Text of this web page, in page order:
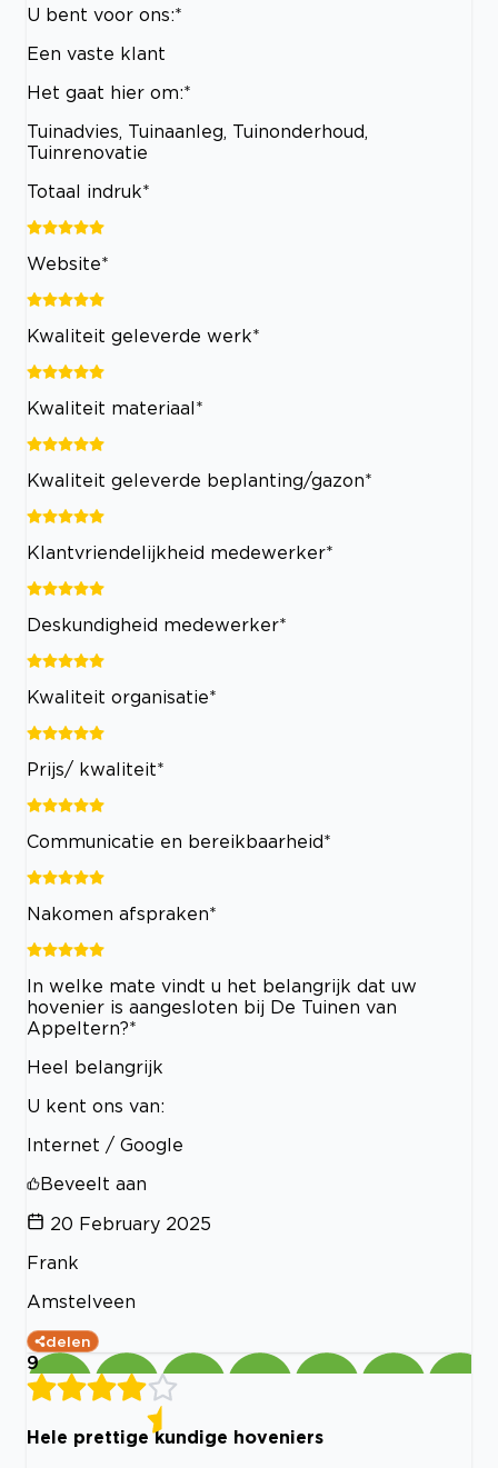
U bent voor ons:*
Een vaste klant
Het gaat hier om:*
Tuinadvies, Tuinaanleg, Tuinonderhoud,
Tuinrenovatie
Totaal indruk*
Website*
Kwaliteit geleverde werk*
Kwaliteit materiaal*
Kwaliteit geleverde beplanting/gazon*
Klantvriendelijkheid medewerker*
Deskundigheid medewerker*
Kwaliteit organisatie*
Prijs/ kwaliteit*
Communicatie en bereikbaarheid*
Nakomen afspraken*
In welke mate vindt u het belangrijk dat uw
hovenier is aangesloten bij De Tuinen van
Appeltern?*
Heel belangrijk
U kent ons van:
Internet / Google
Beveelt aan
20 February 2025
Frank
Amstelveen
delen
9
Hele prettige kundige hoveniers